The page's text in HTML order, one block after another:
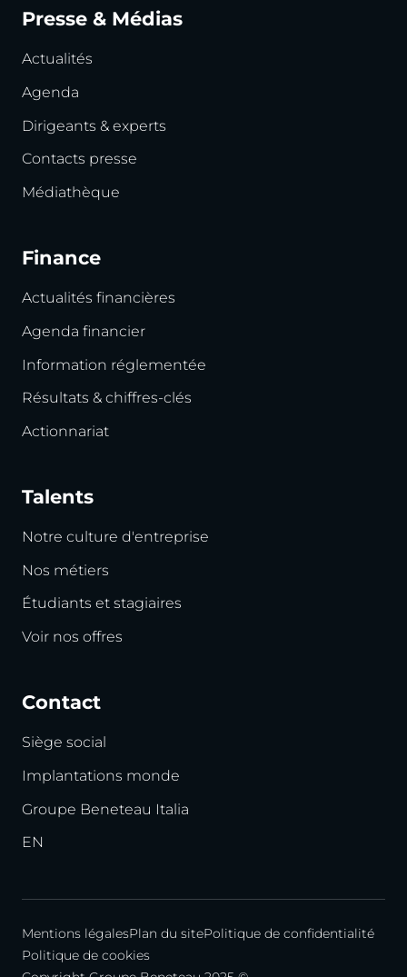
Presse & Médias
Actualités
Agenda
Dirigeants & experts
Contacts presse
Médiathèque
Finance
Actualités financières
Agenda financier
Information réglementée
Résultats & chiffres-clés
Actionnariat
Talents
Notre culture d'entreprise
Nos métiers
Étudiants et stagiaires
Voir nos offres
Contact
Siège social
Implantations monde
Groupe Beneteau Italia
EN
Mentions légalesPlan du sitePolitique de confidentialité
Politique de cookies